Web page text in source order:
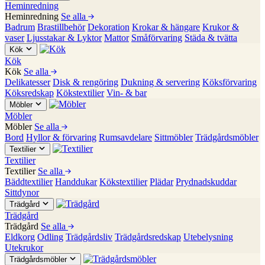
Heminredning
Heminredning Se alla
Badrum Brastillbehör Dekoration Krokar & hängare Krukor &
vaser Ljusstakar & Lyktor Mattor Småförvaring Städa & tvätta
Kök
Kök
Kök Se alla
Delikatesser Disk & rengöring Dukning & servering Köksförvaring
Köksredskap Kökstextilier Vin- & bar
Möbler
Möbler
Möbler Se alla
Bord Hyllor & förvaring Rumsavdelare Sittmöbler Trädgårdsmöbler
Textilier
Textilier
Textilier Se alla
Bäddtextilier Handdukar Kökstextilier Plädar Prydnadskuddar
Sittdynor
Trädgård
Trädgård
Trädgård Se alla
Eldkorg Odling Trädgårdsliv Trädgårdsredskap Utebelysning
Utekrukor
Trädgårdsmöbler